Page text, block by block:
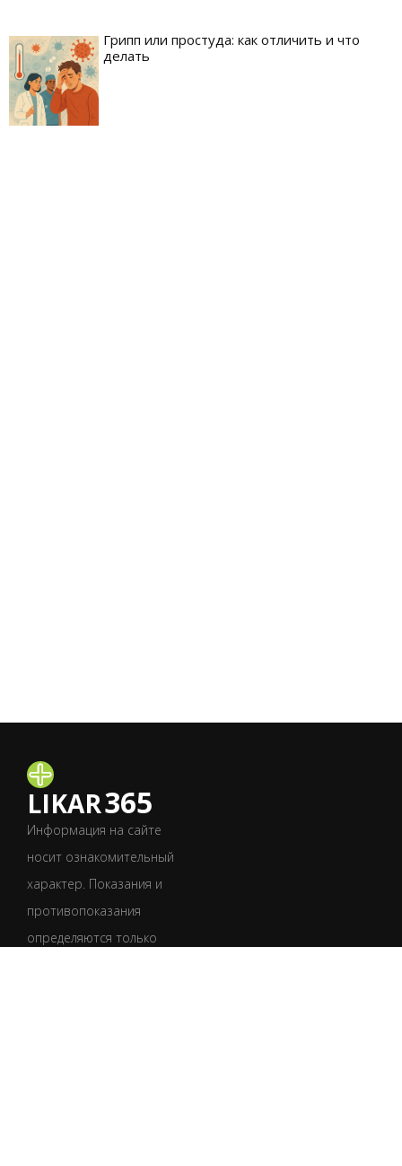
Грипп или простуда: как отличить и что
делать
LIKAR365
Информация на сайте
носит ознакомительный
характер. Показания и
противопоказания
определяются только